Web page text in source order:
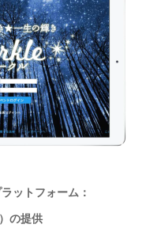
ットフォーム：
の提供